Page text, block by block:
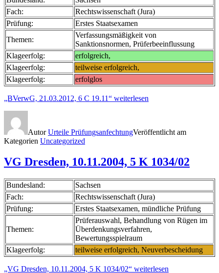
Fach:
Rechtswissenschaft (Jura)
Prüfung:
Erstes Staatsexamen
Themen:
Verfassungsmäßigkeit von
Sanktionsnormen, Prüferbeeinflussung
Klageerfolg:
erfolgreich,
Klageerfolg:
teilweise erfolgreich,
Klageerfolg:
erfolglos
„BVerwG, 21.03.2012, 6 C 19.11“ weiterlesen
AutorUrteile PrüfungsanfechtungVeröffentlicht am
Kategorien Uncategorized
VG Dresden, 10.11.2004, 5 K 1034/02
Bundesland:
Sachsen
Fach:
Rechtswissenschaft (Jura)
Prüfung:
Erstes Staatsexamen, mündliche Prüfung
Themen:
Prüferauswahl, Behandlung von Rügen im
Überdenkungsverfahren,
Bewertungsspielraum
Klageerfolg:
teilweise erfolgreich, Neuverbescheidung
„VG Dresden, 10.11.2004, 5 K 1034/02“ weiterlesen